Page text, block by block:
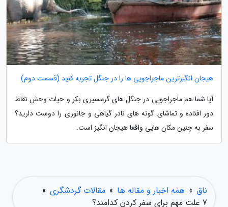
هیجان انگیزترین ماجراجویی ها را در جنگل تجربه کنید (قسمت دوم)
آیا شما هم ماجراجویی در جنگل های گرمسیری بکر و حیات وحش نقاط
دور افتاده و تماشای گونه های نادر گیاهی و جانوری را دوست دارید؟
سفر به چنین مکان هایی واقعا هیجان انگیز است.
ناق » همه اخبار و مقاله ها » مقالات گردشگری »
7 علت مهم برای سفر کردن کدامند؟